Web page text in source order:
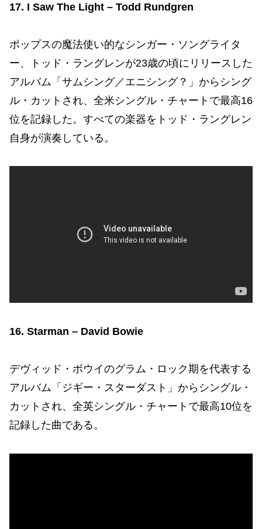
17. I Saw The Light – Todd Rundgren
ポップスの魔法使い的なシンガー・ソングライタ
ー、トッド・ラングレンが23歳の頃にリリースした
アルバム「サムシング／エニシング？」からシング
ル・カットされ、全米シングル・チャートで最高16
位を記録した。すべての楽器をトッド・ラングレン
自身が演奏している。
16. Starman – David Bowie
デヴィッド・ボウイのグラム・ロック期を代表する
アルバム「ジギー・スターダスト」からシングル・
カットされ、全英シングル・チャートで最高10位を
記録した曲である。